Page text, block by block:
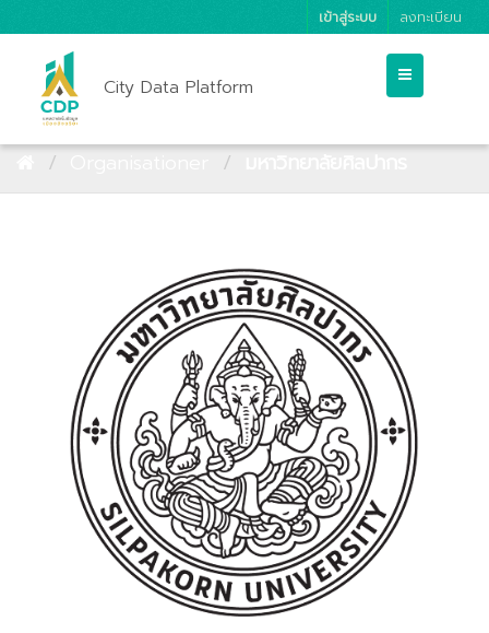
เข้าสู่ระบบ ลงทะเบียน
City Data Platform